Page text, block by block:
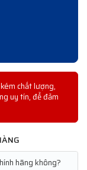
chất lượng,
uy tín, để đảm
hãng không?